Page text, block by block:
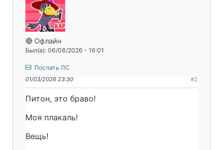
🔴 Офлайн
Был(а): 06/08/2026 - 16:01
Послать ЛС
01/03/2026 23:30 #2
Питон, это браво!
Моя плакаль!
Вещь!